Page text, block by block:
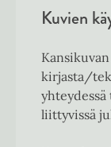
Kuvien
kirjasta/
liittyvissä